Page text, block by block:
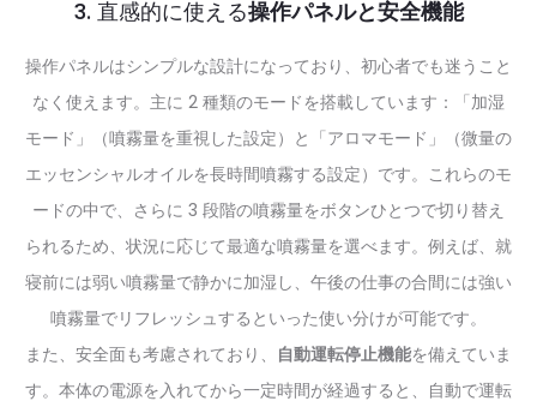
3. 直感的に使える操作パネルと安全機能
操作パネルはシンプルな設計になっており、初心者でも迷うこと
なく使えます。主に 2 種類のモードを搭載しています：「加湿
モード」（噴霧量を重視した設定）と「アロマモード」（微量の
エッセンシャルオイルを長時間噴霧する設定）です。これらのモ
ードの中で、さらに 3 段階の噴霧量をボタンひとつで切り替え
られるため、状況に応じて最適な噴霧量を選べます。例えば、就
寝前には弱い噴霧量で静かに加湿し、午後の仕事の合間には強い
噴霧量でリフレッシュするといった使い分けが可能です。
また、安全面も考慮されており、 自動運転停止機能を備えていま
す。本体の電源を入れてから一定時間が経過すると、自動で運転